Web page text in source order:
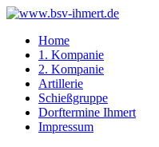
Home
1. Kompanie
2. Kompanie
Artillerie
Schießgruppe
Dorftermine Ihmert
Impressum